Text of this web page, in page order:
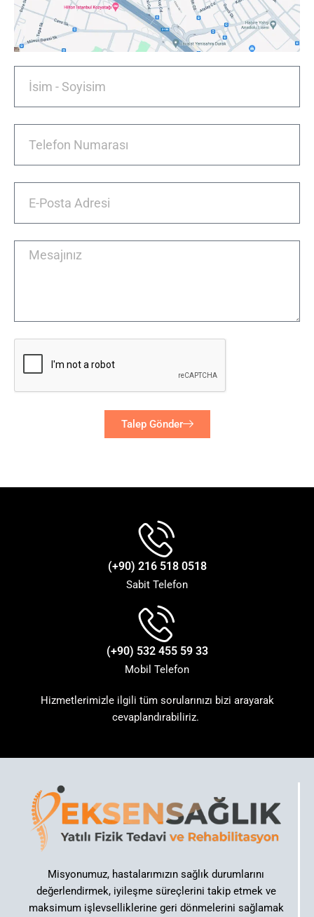
Talep Gönder
(+90) 216 518 0518
Sabit Telefon
(+90) 532 455 59 33
Mobil Telefon
Hizmetlerimizle ilgili tüm sorularınızı bizi arayarak
cevaplandırabiliriz.
Misyonumuz, hastalarımızın sağlık durumlarını
değerlendirmek, iyileşme süreçlerini takip etmek ve
maksimum işlevselliklerine geri dönmelerini sağlamak